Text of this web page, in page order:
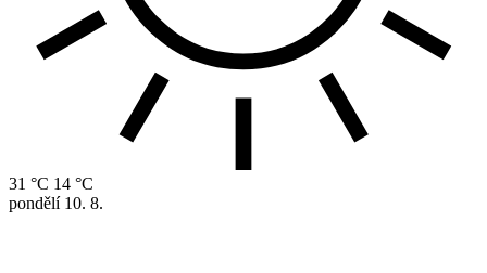
31 °C 14 °C
pondělí 10. 8.